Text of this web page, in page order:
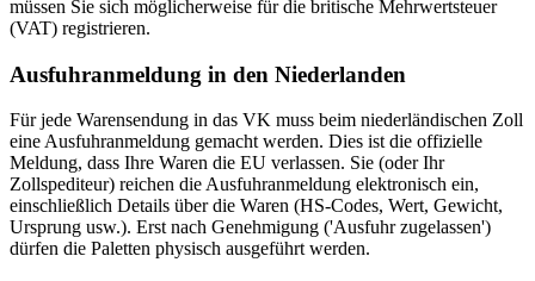
müssen Sie sich möglicherweise für die britische Mehrwertsteuer
(VAT) registrieren.
Ausfuhranmeldung in den Niederlanden
Für jede Warensendung in das VK muss beim niederländischen Zoll
eine Ausfuhranmeldung gemacht werden. Dies ist die offizielle
Meldung, dass Ihre Waren die EU verlassen. Sie (oder Ihr
Zollspediteur) reichen die Ausfuhranmeldung elektronisch ein,
einschließlich Details über die Waren (HS-Codes, Wert, Gewicht,
Ursprung usw.). Erst nach Genehmigung ('Ausfuhr zugelassen')
dürfen die Paletten physisch ausgeführt werden.